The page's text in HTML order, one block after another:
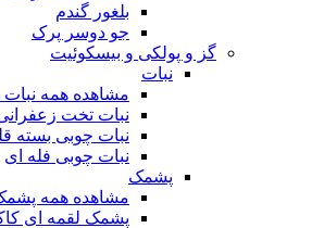
بلغور گندم
جو دوسر پرک
گز و پولکی و بیسکوئیت
نبات
مشاهده همه نبات
نبات تخت
نبات چوبی بسته قلبی
نبات چوبی فله ای
پشمک
مشاهده همه
پشمک لقمه ای